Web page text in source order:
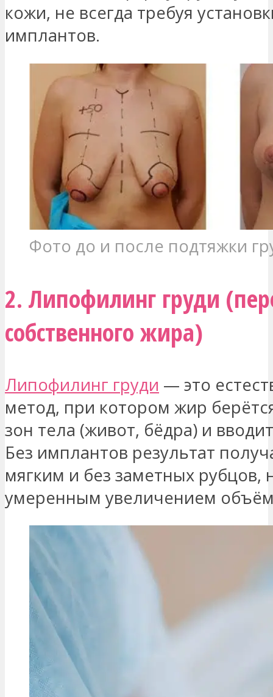
кожи, не всегда требуя
имплантов.
Фото до и после подтяжки
2. Липофилинг груди
собственного жира)
Липофилинг груди — это
метод, при котором жир
зон тела (живот, бёдра) и
Без имплантов результат
мягким и без заметных рубцов,
умеренным увеличением